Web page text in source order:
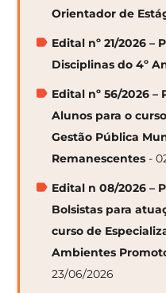
Orientador de
Edital nº 21/2026 –
Disciplinas do 4º
Edital nº 56/2026 –
Alunos para o
Gestão Pública
Remanescentes -
Edital n 08/2026 –
Bolsistas para
curso de
Ambientes
23/06/2026